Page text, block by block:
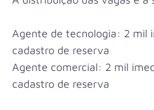
Agente de tecnologia: 2 mil
cadastro de reserva
Agente comercial: 2 mil
cadastro de reserva